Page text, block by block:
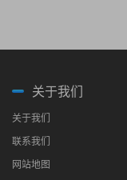
关于我们
关于我们
联系我们
网站地图